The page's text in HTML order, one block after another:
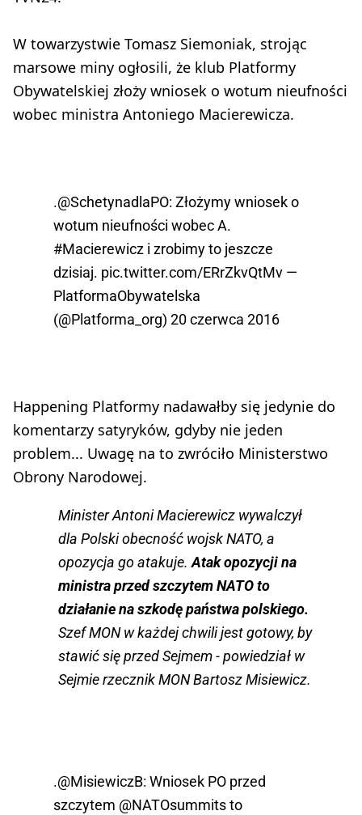
W towarzystwie Tomasz Siemoniak, strojąc
marsowe miny ogłosili, że klub Platformy
Obywatelskiej złoży wniosek o wotum nieufności
wobec ministra Antoniego Macierewicza.
.@SchetynadlaPO: Złożymy wniosek o
wotum nieufności wobec A.
#Macierewicz i zrobimy to jeszcze
dzisiaj. pic.twitter.com/ERrZkvQtMv —
PlatformaObywatelska
(@Platforma_org) 20 czerwca 2016
Happening Platformy nadawałby się jedynie do
komentarzy satyryków, gdyby nie jeden
problem... Uwagę na to zwróciło Ministerstwo
Obrony Narodowej.
Minister Antoni Macierewicz wywalczył
dla Polski obecność wojsk NATO, a
opozycja go atakuje.Atak opozycji na
ministra przed szczytem NATO to
działanie na szkodę państwa polskiego.
Szef MON w każdej chwili jest gotowy, by
stawić się przed Sejmem - powiedział w
Sejmie rzecznik MON Bartosz Misiewicz.
.@MisiewiczB: Wniosek PO przed
szczytem @NATOsummitsto